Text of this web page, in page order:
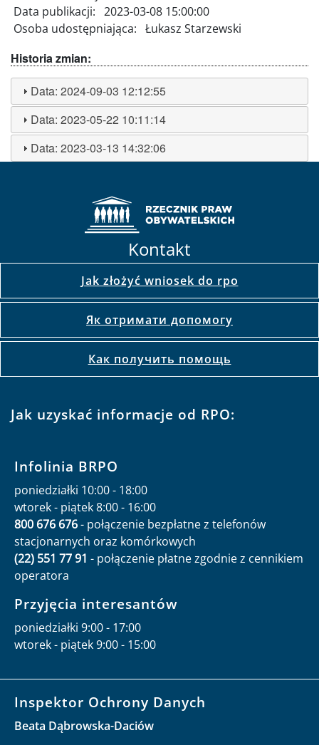
Data publikacji: 2023-03-08 15:00:00
Osoba udostępniająca: Łukasz Starzewski
Historia zmian:
Data:2024-09-03 12:12:55
Data:2023-05-22 10:11:14
Data:2023-03-13 14:32:06
Kontakt
Jak złożyć wniosek do rpo
Як отримати допомогу
Как получить помощь
Jak uzyskać informacje od RPO:
Infolinia BRPO
poniedziałki 10:00 - 18:00
wtorek - piątek 8:00 - 16:00
800 676 676- połączenie bezpłatne z telefonów
stacjonarnych oraz komórkowych
(22) 551 77 91 - połączenie płatne zgodnie z cennikiem
operatora
Przyjęcia interesantów
poniedziałki 9:00 - 17:00
wtorek - piątek 9:00 - 15:00
Inspektor Ochrony Danych
Beata Dąbrowska-Daciów